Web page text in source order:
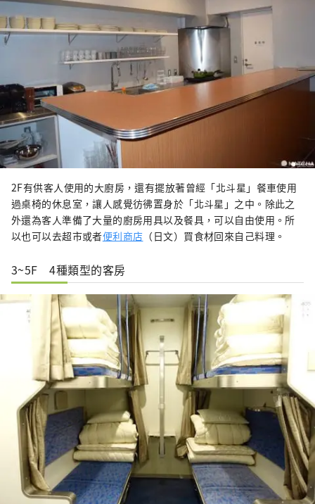
2F有供客人使用的大廚房，還有擺放著曾經「北斗星」餐車使用
過桌椅的休息室，讓人感覺彷彿置身於「北斗星」之中。除此之
外還為客人準備了大量的廚房用具以及餐具，可以自由使用。所
以也可以去超市或者便利商店 （日文）買食材回來自己料理。
3~5F 4種類型的客房